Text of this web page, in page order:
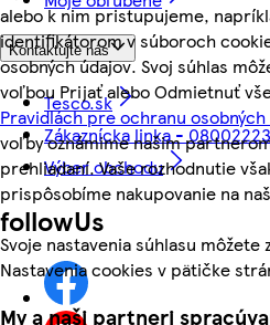
alebo k nim pristupujeme,
identifikátorom v súboroch
osobných údajov. Svoj súhlas
voľbou Prijať alebo Odmietnuť
Pravidlách pre ochranu
voľby oznámime našim
prehliadaní. Vaše rozhodnutie
prispôsobíme nakupovanie na
Svoje nastavenia súhlasu
Nastavenia cookies v pätičke
My a naši partneri
Kontaktujte nás
Tesco.sk
Zákaznícka linka -
Výber obchodu
followUs